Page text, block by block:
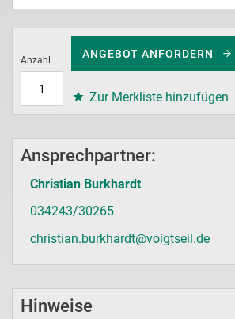
Anzahl
ANGEBOT ANFORDERN
Zur Merkliste hinzufügen
Ansprechpartner:
Christian Burkhardt
034243/30265
christian.burkhardt@voigtseil.de
Hinweise